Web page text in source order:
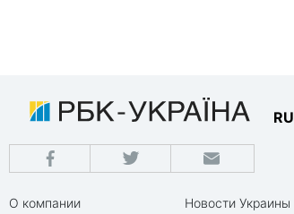
RU
О компании
Новости Украины